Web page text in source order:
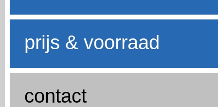
prijs & voorraad
contact